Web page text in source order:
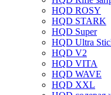
HQD ROSY
HQD STARK
HQD Super
HQD Ultra
HQD V2
HQD VITA
HQD WAVE
HQD XXL